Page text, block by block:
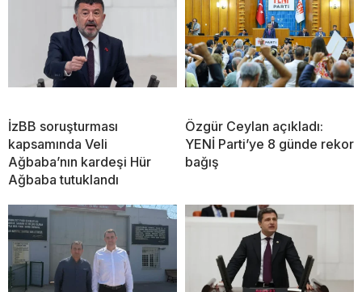
İzBB soruşturması
kapsamında Veli
Ağbaba’nın kardeşi Hür
Ağbaba tutuklandı
Özgür Ceylan açıkladı:
YENİ Parti’ye 8 günde rekor
bağış